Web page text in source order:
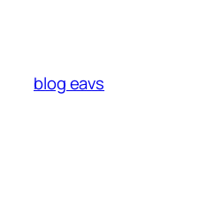
blog eavs